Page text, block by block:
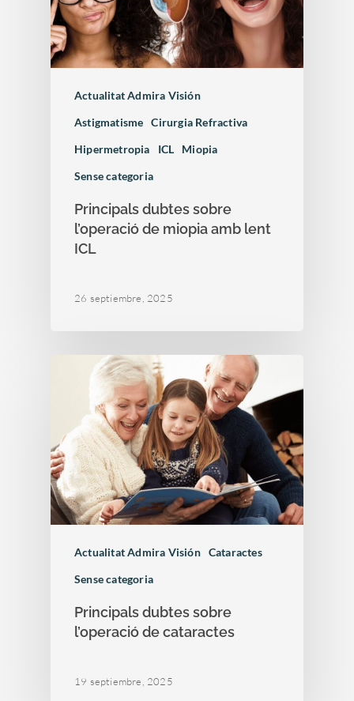
Actualitat Admira Visión
Astigmatisme
Cirurgia Refractiva
Hipermetropia
ICL
Miopia
Sense categoria
Principals dubtes sobre
l’operació de miopia amb lent
ICL
26 septiembre, 2025
Actualitat Admira Visión Cataractes
Sense categoria
Principals dubtes sobre
l’operació de cataractes
19 septiembre, 2025